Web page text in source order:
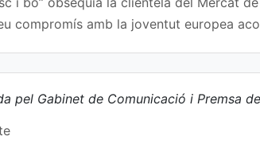
compromís amb la joventut europea
pel Gabinet de Comunicació i Premsa